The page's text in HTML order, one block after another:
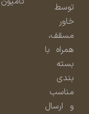
توسط
مسقف،
همراه با
بسته
بندی
مناسب
و ارسال